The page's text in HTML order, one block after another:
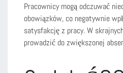
Pracownicy mogą odczuwać
obowiązków, co negatywnie
satysfakcję z pracy. W
prowadzić do zwiększonej